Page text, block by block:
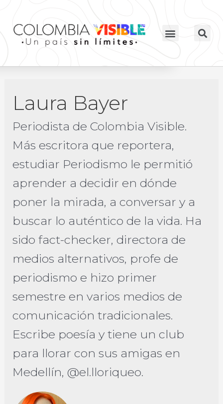
Laura Bayer
Periodista de Colombia Visible.
Más escritora que reportera,
estudiar Periodismo le permitió
aprender a decidir en dónde
poner la mirada, a conversar y a
buscar lo auténtico de la vida. Ha
sido fact-checker, directora de
medios alternativos, profe de
periodismo e hizo primer
semestre en varios medios de
comunicación tradicionales.
Escribe poesía y tiene un club
para llorar con sus amigas en
Medellín, @el.lloriqueo.